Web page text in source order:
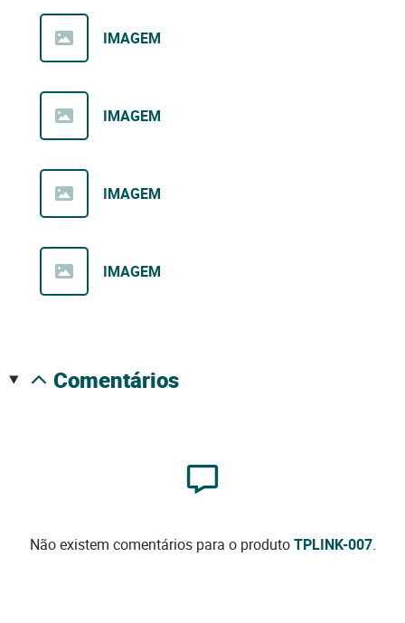
IMAGEM
IMAGEM
IMAGEM
IMAGEM
comentários
Não existem comentários para o produtoTPLINK-007.